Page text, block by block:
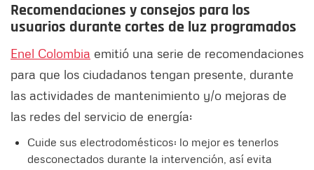
Recomendaciones y consejos para los
usuarios durante cortes de luz programados
Enel Colombia emitió una serie de recomendaciones
para que los ciudadanos tengan presente, durante
las actividades de mantenimiento y/o mejoras de
las redes del servicio de energía:
Cuide sus electrodomésticos: lo mejor es tenerlos
desconectados durante la intervención, así evita